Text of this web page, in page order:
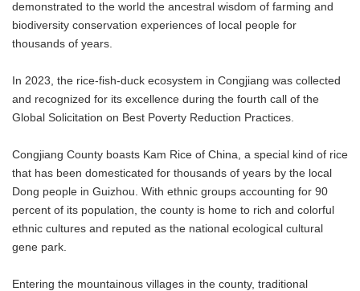
demonstrated to the world the ancestral wisdom of farming and
biodiversity conservation experiences of local people for
thousands of years.
In 2023, the rice-fish-duck ecosystem in Congjiang was collected
and recognized for its excellence during the fourth call of the
Global Solicitation on Best Poverty Reduction Practices.
Congjiang County boasts Kam Rice of China, a special kind of rice
that has been domesticated for thousands of years by the local
Dong people in Guizhou. With ethnic groups accounting for 90
percent of its population, the county is home to rich and colorful
ethnic cultures and reputed as the national ecological cultural
gene park.
Entering the mountainous villages in the county, traditional